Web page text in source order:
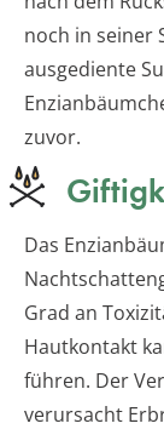
noch in seiner
ausgediente
zuvor.
Das
Grad an
Hautkontakt
führen. Der
verursacht